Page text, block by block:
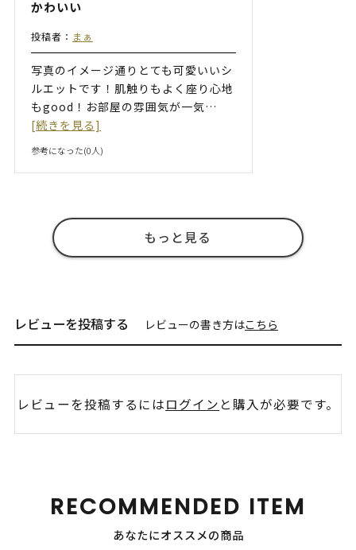
かわいい
投稿者： まぁ
写真のイメージ通りとても可愛いいシ
ルエットです！肌触りもよく座り心地
もgood！お部屋の雰囲気が一気…
[続きを見る]
参考になった(0人)
もっと見る
レビューを投稿する レビューの書き方はこちら
レビューを投稿するにはログイン と購入が必要です。
RECOMMENDED ITEM
あなたにオススメの商品